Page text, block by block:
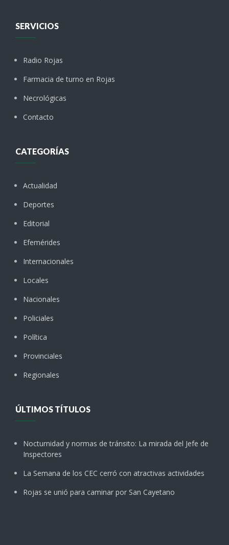
SERVICIOS
Radio Rojas
Farmacia de turno en Rojas
Necrológicas
Contacto
CATEGORÍAS
Actualidad
Deportes
Editorial
Efemérides
Internacionales
Locales
Nacionales
Policiales
Política
Provinciales
Regionales
ÚLTIMOS TÍTULOS
Nocturnidad y normas de tránsito: La mirada del Jefe de
Inspectores
La Semana de los CEC cerró con atractivas actividades
Rojas se unió para caminar por San Cayetano